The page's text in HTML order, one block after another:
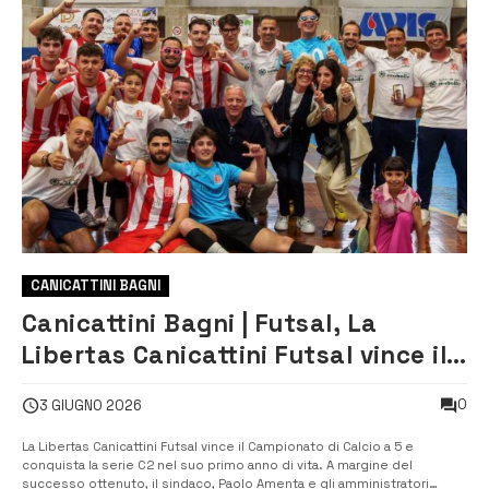
CANICATTINI BAGNI
Canicattini Bagni | Futsal, La
Libertas Canicattini Futsal vince il
la serie C2
3 GIUGNO 2026 0
La Libertas Canicattini Futsal vince il Campionato di Calcio a 5 e
conquista la serie C2 nel suo primo anno di vita. A margine del
successo ottenuto, il sindaco, Paolo Amenta e gli amministratori